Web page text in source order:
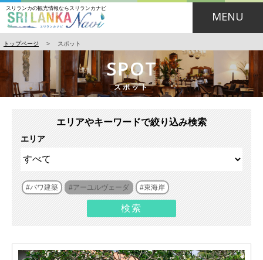
スリランカの観光情報ならスリランカナビ
MENU
トップページ > スポット
SPOT
スポット
エリアやキーワードで絞り込み検索
エリア
バワ建築 アーユルヴェーダ 東海岸